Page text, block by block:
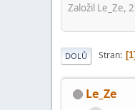
Založil Le_Ze,
DOLŮ Stran 1
Le_Ze